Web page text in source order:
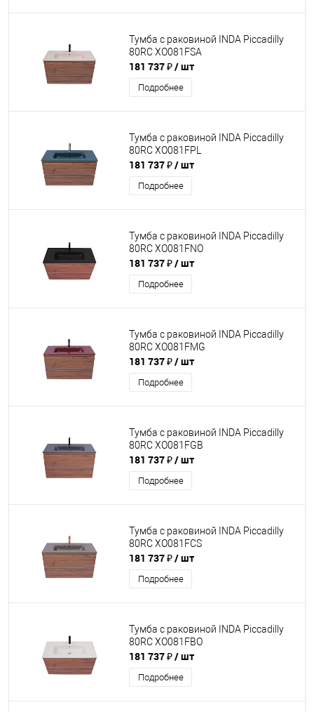
Тумба с раковиной INDA Piccadilly
80RC XO081FSA
181 737 ₽/ шт
Подробнее
Тумба с раковиной INDA Piccadilly
80RC XO081FPL
181 737 ₽/ шт
Подробнее
Тумба с раковиной INDA Piccadilly
80RC XO081FNO
181 737 ₽/ шт
Подробнее
Тумба с раковиной INDA Piccadilly
80RC XO081FMG
181 737 ₽/ шт
Подробнее
Тумба с раковиной INDA Piccadilly
80RC XO081FGB
181 737 ₽/ шт
Подробнее
Тумба с раковиной INDA Piccadilly
80RC XO081FCS
181 737 ₽/ шт
Подробнее
Тумба с раковиной INDA Piccadilly
80RC XO081FBO
181 737 ₽/ шт
Подробнее